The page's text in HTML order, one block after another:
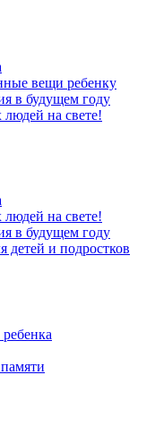
вещи ребенку
в будущем году
на свете!
на свете!
в будущем году
детей и подростков